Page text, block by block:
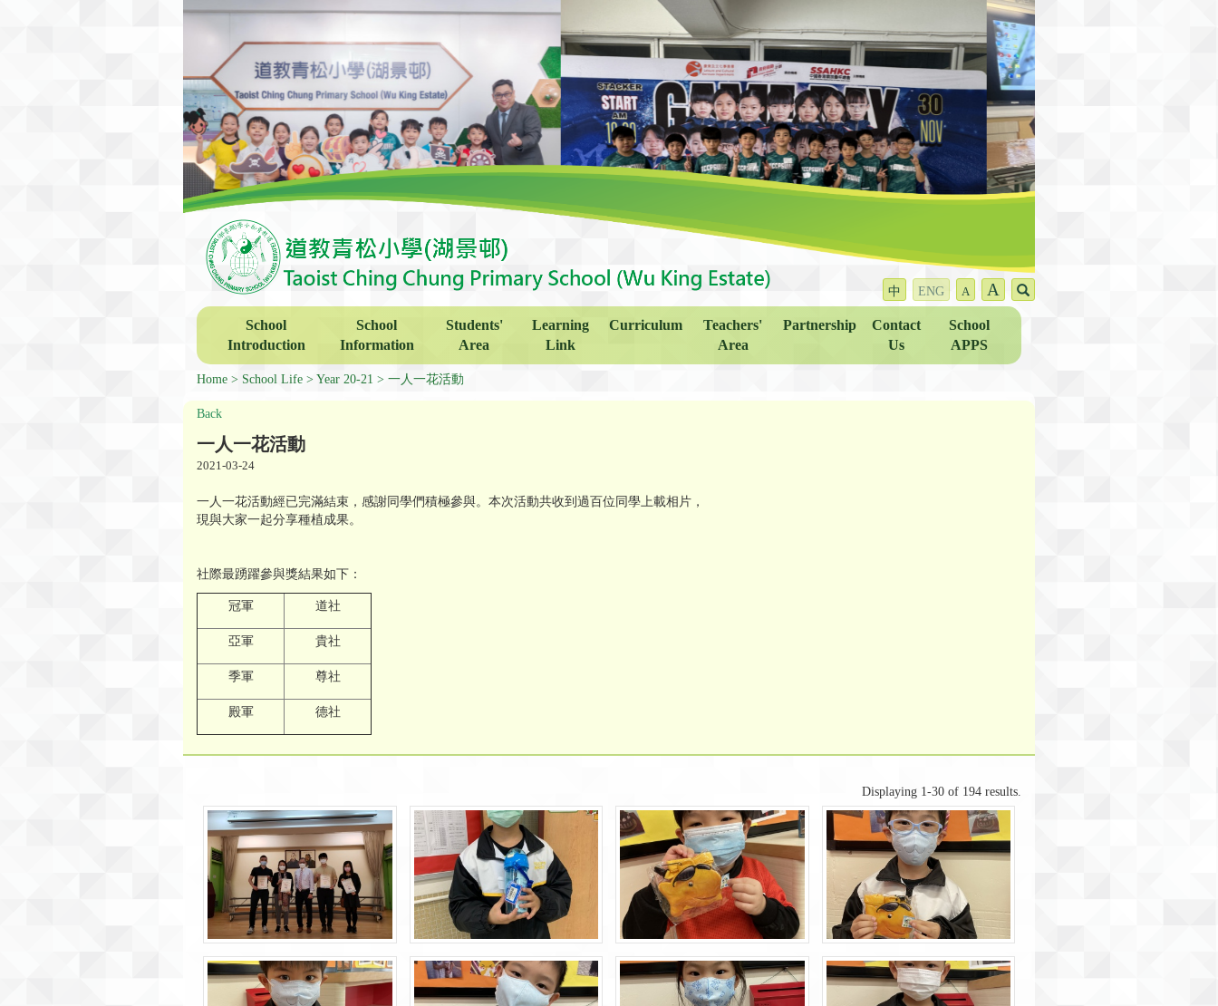
中 ENG A A
School
Introduction
School
Information
Students'
Area
Learning
Link
Curriculum
Teachers'
Area
Partnership
Contact
Us
School
APPS
Home School Life Year 20-21 一人一花活動
Back
一人一花活動
2021-03-24
一人一花活動經已完滿結束，感謝同學們積極參與。本次活動共收到過百位同學上載相片，
現與大家一起分享種植成果。
社際最踴躍參與獎結果如下：
冠軍 道社
亞軍 貴社
季軍 尊社
殿軍 德社
Displaying 1-30 of 194 results.